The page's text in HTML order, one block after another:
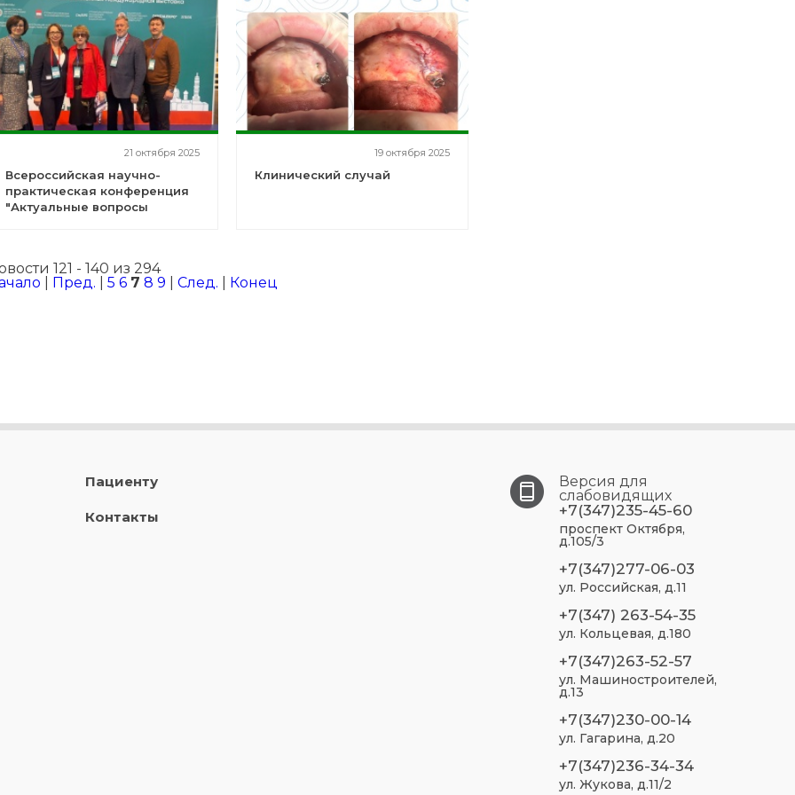
21 октября 2025
Всероссийская научно-
практическая конференция
"Актуальные вопросы
19 октября 2025
Клинический случай
121 - 140 из 294
Пред. 5 6 7 8 9 След. Конец
Пациенту
Контакты
Версия для
слабовидящих
+7(347)235-45-60
проспект Октября,
д.105/3
+7(347)277-06-03
ул. Российская, д.11
+7(347) 263-54-35
ул. Кольцевая, д.180
+7(347)263-52-57
ул. Машиностроителей,
д.13
+7(347)230-00-14
ул. Гагарина, д.20
+7(347)236-34-34
ул. Жукова, д.11/2